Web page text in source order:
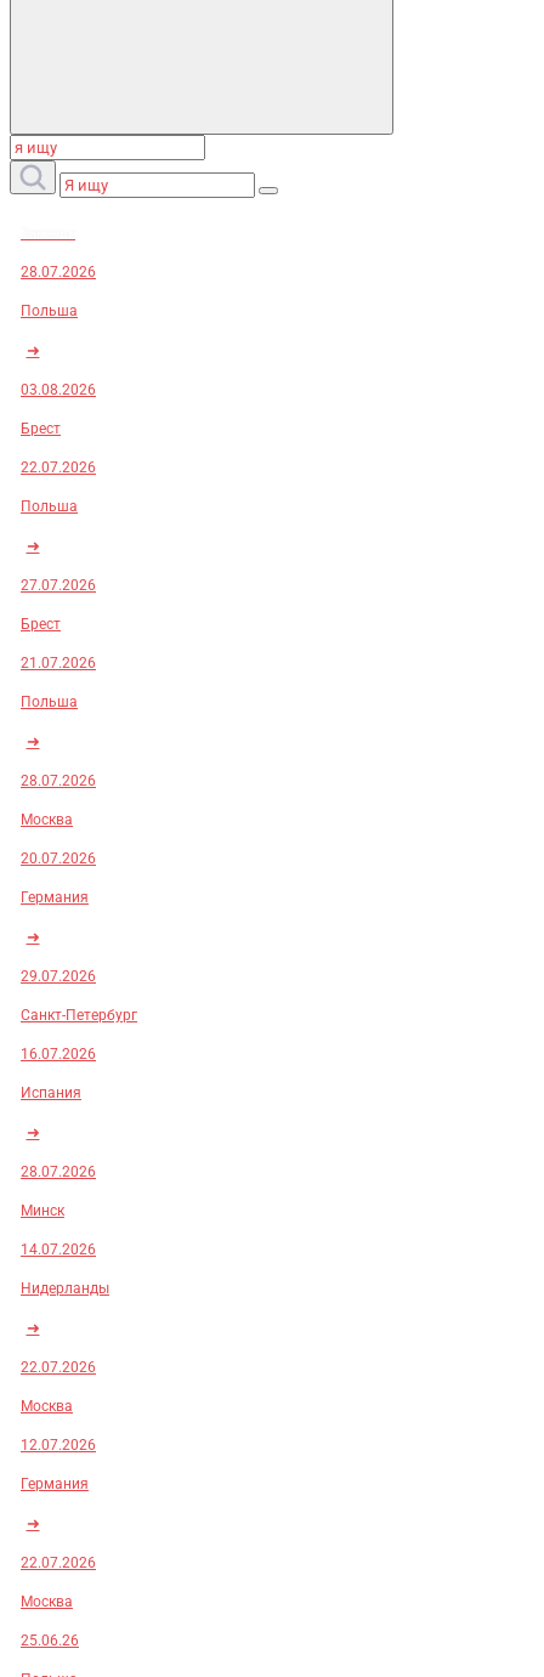
28.07.2026
Польша
➜
03.08.2026
Брест
22.07.2026
Польша
➜
27.07.2026
Брест
21.07.2026
Польша
➜
28.07.2026
Москва
20.07.2026
Германия
➜
29.07.2026
Санкт-Петербург
16.07.2026
Испания
➜
28.07.2026
Минск
14.07.2026
Нидерланды
➜
22.07.2026
Москва
12.07.2026
Германия
➜
22.07.2026
Москва
25.06.26